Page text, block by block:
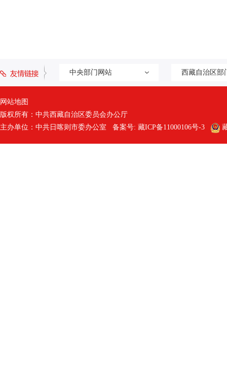
中央部门网站 西藏自治区部
网站地图
版权所有：中共西藏自治区委员会办公厅
主办单位：中共日喀则市委办公室 备案号: 藏ICP备11000106号-3